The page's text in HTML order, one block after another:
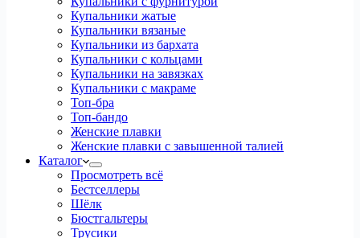
Купальники жатые
Купальники вязаные
Купальники из бархата
Купальники с кольцами
Купальники на завязках
Купальники с макраме
Топ-бра
Топ-бандо
Женские плавки
Женские плавки с завышенной талией
Каталог
Просмотреть всё
Бестселлеры
Шёлк
Бюстгальтеры
Трусики